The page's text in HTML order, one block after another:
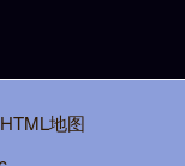
HTML地图